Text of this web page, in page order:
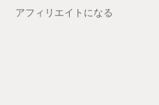
アフィリエイトになる